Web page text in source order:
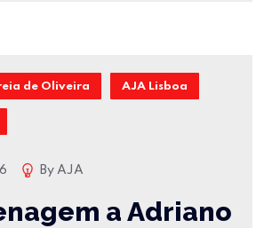
de Oliveira AJA Lisboa
ByAJA
a Adriano